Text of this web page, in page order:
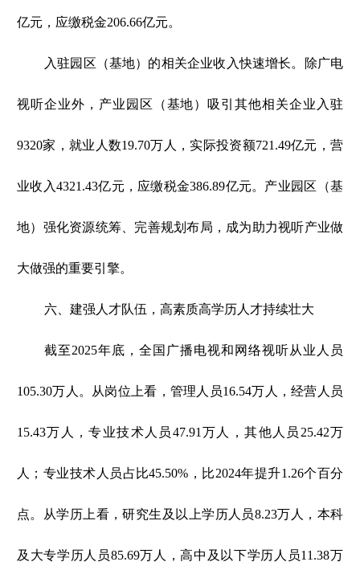
亿元，应缴税金206.66亿元。
入驻园区（基地）的相关企业收入快速增长。除广电
视听企业外，产业园区（基地）吸引其他相关企业入驻
9320家，就业人数19.70万人，实际投资额721.49亿元，营
业收入4321.43亿元，应缴税金386.89亿元。产业园区（基
地）强化资源统筹、完善规划布局，成为助力视听产业做
大做强的重要引擎。
六、建强人才队伍，高素质高学历人才持续壮大
截至2025年底，全国广播电视和网络视听从业人员
105.30万人。从岗位上看，管理人员16.54万人，经营人员
15.43万人，专业技术人员47.91万人，其他人员25.42万
人；专业技术人员占比45.50%，比2024年提升1.26个百分
点。从学历上看，研究生及以上学历人员8.23万人，本科
及大专学历人员85.69万人，高中及以下学历人员11.38万